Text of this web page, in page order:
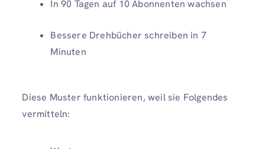
In 90 Tagen auf 10 Abonnenten wachsen
Bessere Drehbücher schreiben in 7
Minuten
Diese Muster funktionieren, weil sie Folgendes
vermitteln: